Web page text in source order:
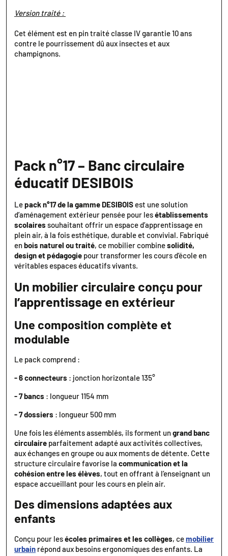
Version traité :
Cet élément est en pin traité classe IV garantie 10 ans
contre le pourrissement dû aux insectes et aux
champignons.
Pack n°17 – Banc circulaire
éducatif DESIBOIS
Lepack n°17 de la gamme DESIBOISest une solution
d’aménagement extérieur pensée pour lesétablissements
scolaires souhaitant offrir un espace d’apprentissage en
plein air, à la fois esthétique, durable et convivial. Fabriqué
enbois naturel ou traité, ce mobilier combinesolidité,
design et pédagogie pour transformer les cours d’école en
véritables espaces éducatifs vivants.
Un mobilier circulaire conçu pour
l’apprentissage en extérieur
Une composition complète et
modulable
Le pack comprend :
- 6 connecteurs : jonction horizontale 135°
- 7 bancs : longueur 1154 mm
- 7 dossiers : longueur 500 mm
Une fois les éléments assemblés, ils forment ungrand banc
circulaire parfaitement adapté aux activités collectives,
aux échanges en groupe ou aux moments de détente. Cette
structure circulaire favorise la communication et la
cohésion entre les élèves, tout en offrant à l’enseignant un
espace accueillant pour les cours en plein air.
Des dimensions adaptées aux
enfants
Conçu pour lesécoles primaires et les collèges, cemobilier
urbain répond aux besoins ergonomiques des enfants. La